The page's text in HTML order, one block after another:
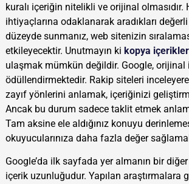
kuralı içeriğin nitelikli ve orijinal olmasıdır.
ihtiyaçlarına odaklanarak aradıkları
düzeyde sunmanız, web sitenizin
etkileyecektir. Unutmayın ki kopya içerikler
ulaşmak mümkün değildir. Google, orijinal
ödüllendirmektedir. Rakip siteleri
zayıf yönlerini anlamak, içeriğinizi
Ancak bu durum sadece taklit etmek
Tam aksine ele aldığınız konuyu
okuyucularınıza daha fazla değer
Google’da ilk sayfada yer almanın bir
içerik uzunluğudur. Yapılan araştırmalara